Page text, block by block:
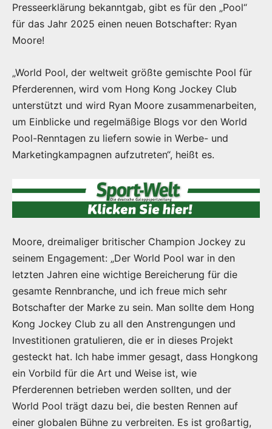
Presseerklärung bekanntgab, gibt es für den „Pool“
für das Jahr 2025 einen neuen Botschafter: Ryan
Moore!
„World Pool, der weltweit größte gemischte Pool für
Pferderennen, wird vom Hong Kong Jockey Club
unterstützt und wird Ryan Moore zusammenarbeiten,
um Einblicke und regelmäßige Blogs vor den World
Pool-Renntagen zu liefern sowie in Werbe- und
Marketingkampagnen aufzutreten“, heißt es.
Moore, dreimaliger britischer Champion Jockey zu
seinem Engagement: „Der World Pool war in den
letzten Jahren eine wichtige Bereicherung für die
gesamte Rennbranche, und ich freue mich sehr
Botschafter der Marke zu sein. Man sollte dem Hong
Kong Jockey Club zu all den Anstrengungen und
Investitionen gratulieren, die er in dieses Projekt
gesteckt hat. Ich habe immer gesagt, dass Hongkong
ein Vorbild für die Art und Weise ist, wie
Pferderennen betrieben werden sollten, und der
World Pool trägt dazu bei, die besten Rennen auf
einer globalen Bühne zu verbreiten. Es ist großartig,